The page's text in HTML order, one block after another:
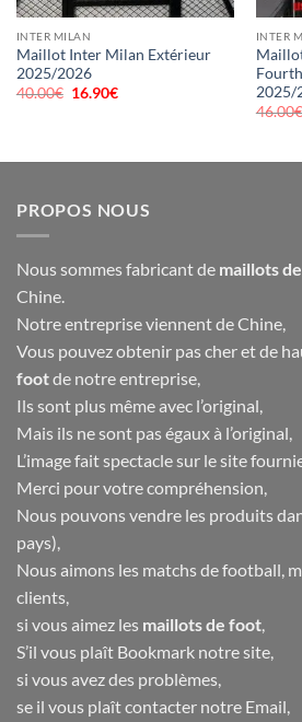
INTER MILAN
Maillot Inter Milan Extérieur
2025/2026
40.00€ Le
16.90€Le
INTER
2025/
46.00€
PROPOS NOUS
Nous sommes fabricant de maillots
Chine.
Notre entreprise viennent de Chine,
Vous pouvez obtenir pas cher et de
footde notre entreprise,
Ils sont plus même avec l’original,
Mais ils ne sont pas égaux à l’original,
L’image fait spectacle sur le site
Merci pour votre compréhension,
Nous pouvons vendre les produits
pays),
Nous aimons les matchs de football,
clients,
si vous aimez les maillots de foot,
S’il vous plaît Bookmark notre site,
si vous avez des problèmes,
se il vous plaît contacter notre Email,